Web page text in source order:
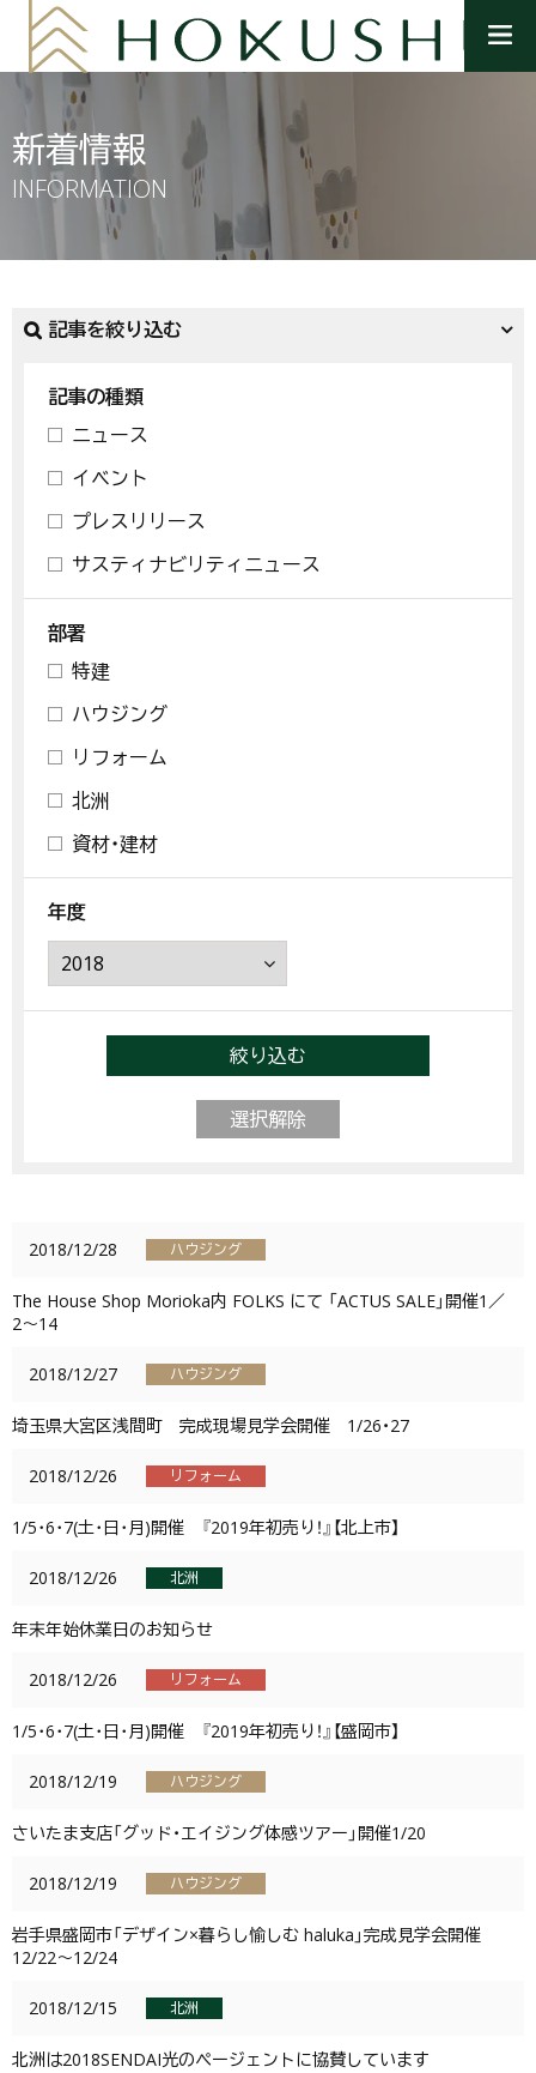
ニ
新着情報
INFORMATION
記事を絞り込む
記事の種類
ニュース
イベント
プレスリリース
サスティナビリティニュース
部署
特建
ハウジング
リフォーム
北洲
資材・建材
年度
絞り込む
選択解除
2018/12/28 ハウジング
The House Shop Morioka内 FOLKS にて 「ACTUS SALE」開催1／
2〜14
2018/12/27 ハウジング
埼玉県大宮区浅間町 完成現場見学会開催 1/26・27
2018/12/26 リフォーム
1/5･6･7(土･日･月)開催 『2019年初売り！』【北上市】
2018/12/26 北洲
年末年始休業日のお知らせ
2018/12/26 リフォーム
1/5･6･7(土･日･月)開催 『2019年初売り！』【盛岡市】
2018/12/19 ハウジング
さいたま支店「グッド・エイジング体感ツアー」開催1/20
2018/12/19 ハウジング
岩手県盛岡市「デザイン×暮らし愉しむ haluka」完成見学会開催
12/22〜12/24
2018/12/15 北洲
北洲は2018SENDAI光のページェントに協賛しています